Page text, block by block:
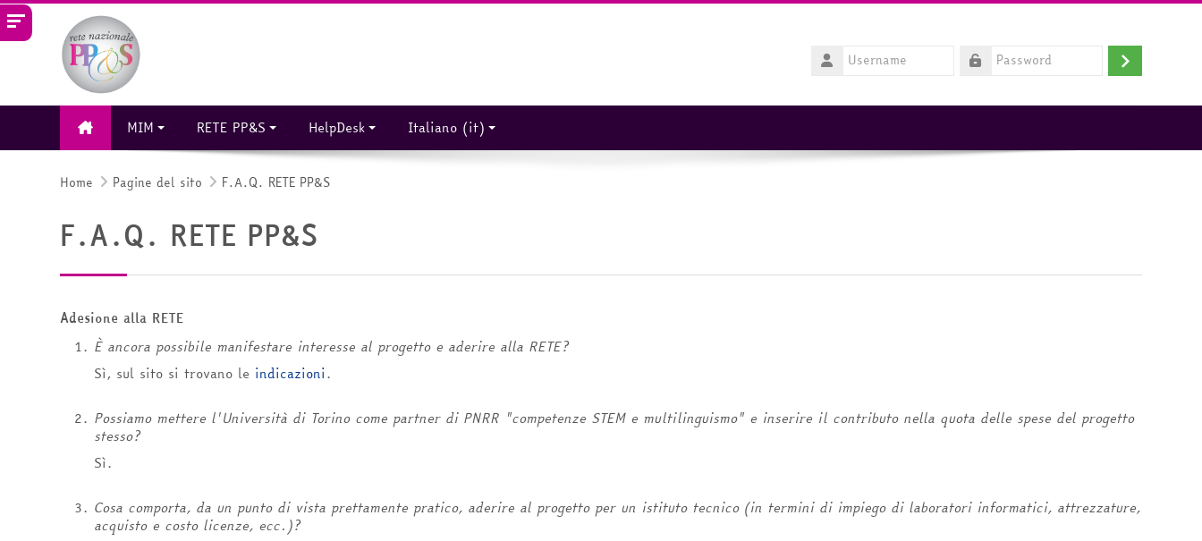
Vai al contenuto principale
Username
Login
MIM RETE PP&S HelpDesk Italiano ‎(it)‎
Home Pagine del sito F.A.Q. RETE PP&S
F.A.Q. RETE PP&S
Adesione alla RETE
È ancora possibile manifestare interesse al progetto e aderire alla RETE?
Sì, sul sito si trovano le indicazioni.
Possiamo mettere l'Università di Torino come partner di PNRR "competenze STEM e multilinguismo" e inserire il contributo nella quota delle spese del progetto
stesso?
Sì.
Cosa comporta, da un punto di vista prettamente pratico, aderire al progetto per un istituto tecnico (in termini di impiego di laboratori informatici, attrezzature,
acquisto e costo licenze, ecc.)?